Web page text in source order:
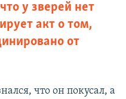
у зверей нет
акт о том,
от
что он покусал, а